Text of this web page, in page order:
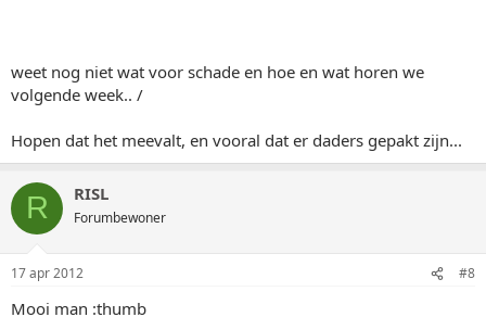
weet nog niet wat voor schade en hoe en wat horen we
volgende week.. /
Hopen dat het meevalt, en vooral dat er daders gepakt zijn...
R RISL
Forumbewoner
17 apr 2012 #8
Mooi man :thumb